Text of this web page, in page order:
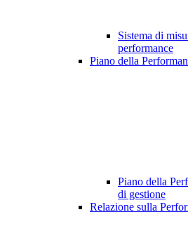
Sistema di
performance
Piano della
Piano della
di gestione
Relazione sulla